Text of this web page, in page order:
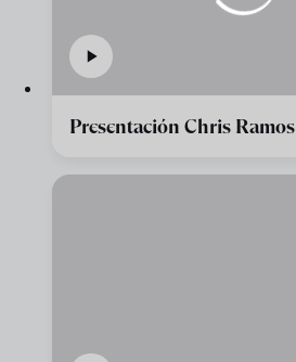
Presentación Chris Ramos